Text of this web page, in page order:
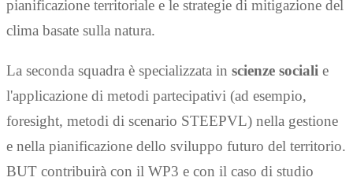
pianificazione territoriale e le strategie di mitigazione del
clima basate sulla natura.
La seconda squadra è specializzata in scienze sociali e
l'applicazione di metodi partecipativi (ad esempio,
foresight, metodi di scenario STEEPVL) nella gestione
e nella pianificazione dello sviluppo futuro del territorio.
BUT contribuirà con il WP3 e con il caso di studio